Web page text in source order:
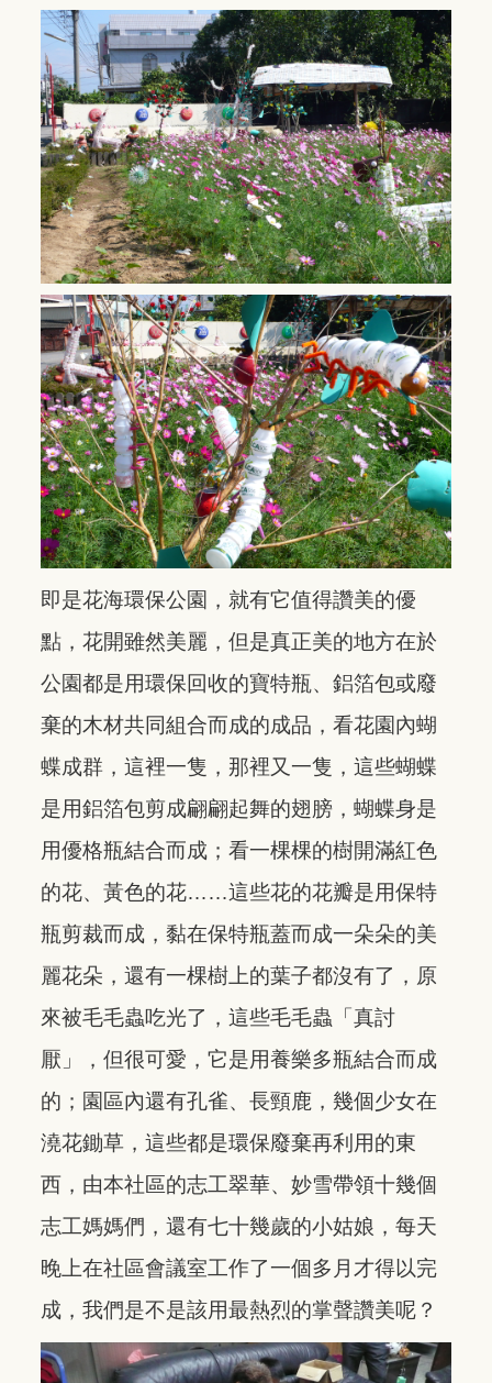
即是花海環保公園，就有它值得讚美的優
點，花開雖然美麗，但是真正美的地方在於
公園都是用環保回收的寶特瓶、鋁箔包或廢
棄的木材共同組合而成的成品，看花園內蝴
蝶成群，這裡一隻，那裡又一隻，這些蝴蝶
是用鋁箔包剪成翩翩起舞的翅膀，蝴蝶身是
用優格瓶結合而成；看一棵棵的樹開滿紅色
的花、黃色的花……這些花的花瓣是用保特
瓶剪裁而成，黏在保特瓶蓋而成一朵朵的美
麗花朵，還有一棵樹上的葉子都沒有了，原
來被毛毛蟲吃光了，這些毛毛蟲「真討
厭」，但很可愛，它是用養樂多瓶結合而成
的；園區內還有孔雀、長頸鹿，幾個少女在
澆花鋤草，這些都是環保廢棄再利用的東
西，由本社區的志工翠華、妙雪帶領十幾個
志工媽媽們，還有七十幾歲的小姑娘，每天
晚上在社區會議室工作了一個多月才得以完
成，我們是不是該用最熱烈的掌聲讚美呢？